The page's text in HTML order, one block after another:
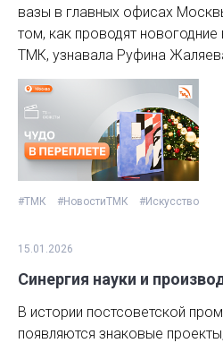
вазы в главных офисах
том, как проводят новогодние
ТМК, узнавала Руфина
#ТМК #НовостиТМК #Искусство
15.01.2026
Синергия науки и
В истории постсоветской
появляются знаковые